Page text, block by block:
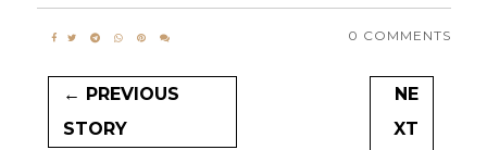
0 COMMENTS
← PREVIOUS
STORY
NE
XT